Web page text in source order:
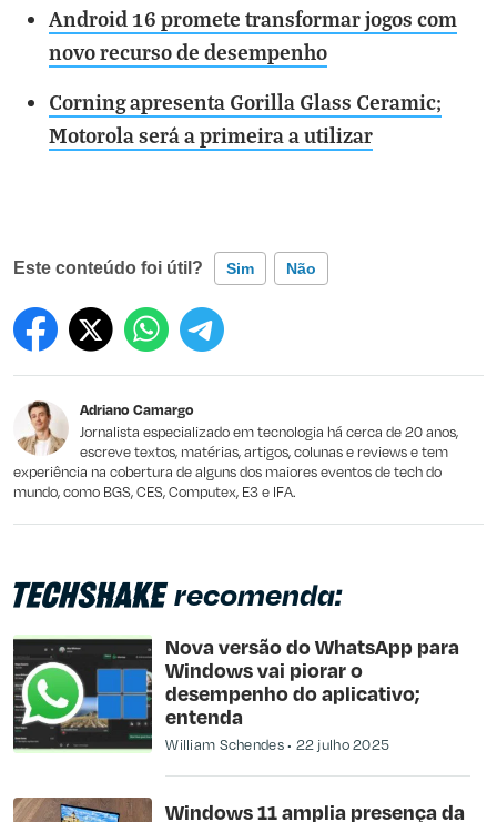
Android 16 promete transformar jogos com
novo recurso de desempenho
Corning apresenta Gorilla Glass Ceramic;
Motorola será a primeira a utilizar
Este conteúdo foi útil? Sim Não
Este conteúdo contém informação incorreta
Outro
Adriano Camargo
Jornalista especializado em tecnologia há cerca de 20 anos,
escreve textos, matérias, artigos, colunas e reviews e tem
experiência na cobertura de alguns dos maiores eventos de tech do
mundo, como BGS, CES, Computex, E3 e IFA.
recomenda:
Nova versão do WhatsApp para
Windows vai piorar o
desempenho do aplicativo;
entenda
William Schendes 22 julho 2025
Windows 11 amplia presença da